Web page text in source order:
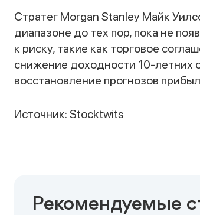
Стратег Morgan Stanley Майк
диапазоне до тех пор, пока не
к риску, такие как торговое
снижение доходности 10-летних
восстановление прогнозов
Источник: Stocktwits
Рекомендуемые